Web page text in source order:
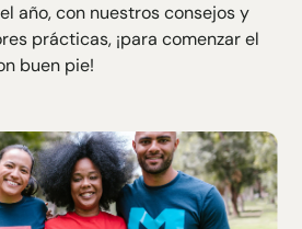
año, con nuestros consejos y
prácticas, ¡para comenzar el
buen pie!